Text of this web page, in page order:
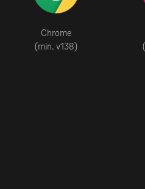
Chrome
(min. v138)